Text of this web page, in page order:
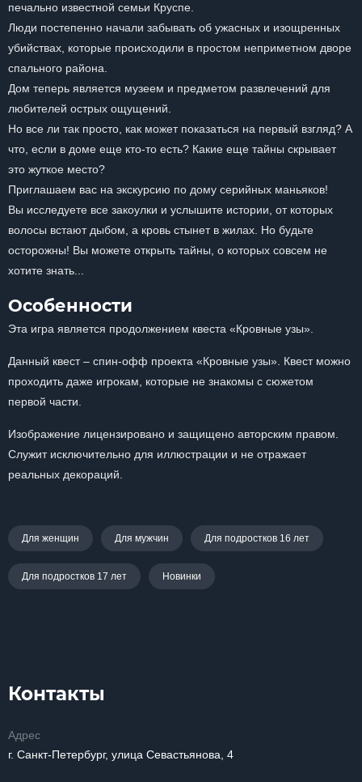
печально известной семьи Круспе.
Люди постепенно начали забывать об ужасных и изощренных
убийствах, которые происходили в простом неприметном дворе
спального района.
Дом теперь является музеем и предметом развлечений для
любителей острых ощущений.
Но все ли так просто, как может показаться на первый взгляд? А
что, если в доме еще кто-то есть? Какие еще тайны скрывает
это жуткое место?
Приглашаем вас на экскурсию по дому серийных маньяков!
Вы исследуете все закоулки и услышите истории, от которых
волосы встают дыбом, а кровь стынет в жилах. Но будьте
осторожны! Вы можете открыть тайны, о которых совсем не
хотите знать...
Особенности
Эта игра является продолжением квеста «Кровные узы».
Данный квест – спин-офф проекта «Кровные узы». Квест можно
проходить даже игрокам, которые не знакомы с сюжетом
первой части.
Изображение лицензировано и защищено авторским правом.
Служит исключительно для иллюстрации и не отражает
реальных декораций.
Для женщин Для мужчин Для подростков 16 лет
Для подростков 17 лет Новинки
Контакты
Адрес
г. Санкт-Петербург, улица Севастьянова, 4